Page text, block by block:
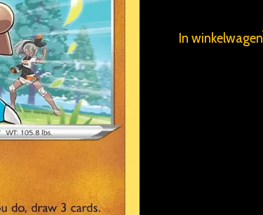
In winkelwagen